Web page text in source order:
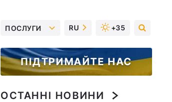
ПОСЛУГИ RU +35
ПІДТРИМАЙТЕ НАС
ОСТАННІ НОВИНИ